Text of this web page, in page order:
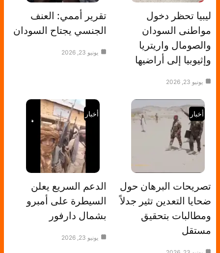
ليبيا تحظر دخول
مواطنى السودان
والصومال واريتريا
وإثيوبيا إلى أراضيها
يونيو 23, 2026
تقرير أممي: العنف
الجنسي يجتاح السودان
يونيو 23, 2026
أخبار
تصريحات البرهان حول
ضحايا التعدين تثير جدلاً
ومطالبات بتحقيق
مستقل
أخبار
الدعم السريع يعلن
السيطرة على أمبرو
بشمال دارفور
يونيو 23, 2026